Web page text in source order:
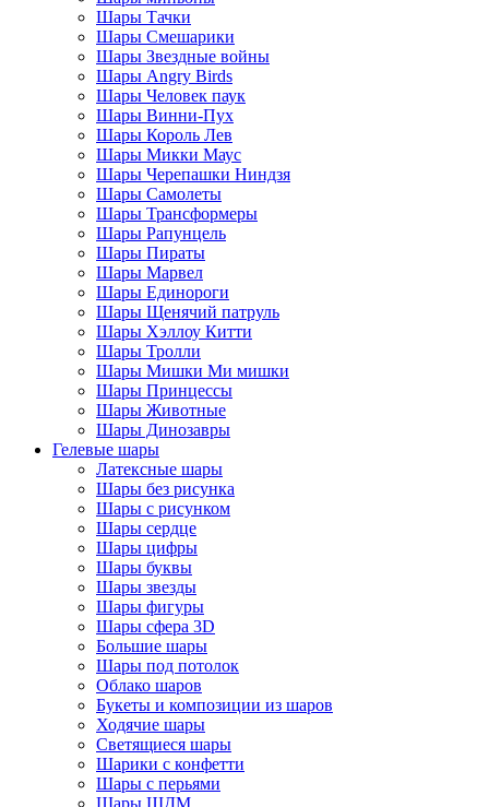
Шары Тачки
Шары Смешарики
Шары Звездные войны
Шары Angry Birds
Шары Человек паук
Шары Винни-Пух
Шары Король Лев
Шары Микки Маус
Шары Черепашки Ниндзя
Шары Самолеты
Шары Трансформеры
Шары Рапунцель
Шары Пираты
Шары Марвел
Шары Единороги
Шары Щенячий патруль
Шары Хэллоу Китти
Шары Тролли
Шары Мишки Ми мишки
Шары Принцессы
Шары Животные
Шары Динозавры
Гелевые шары
Латексные шары
Шары без рисунка
Шары с рисунком
Шары сердце
Шары цифры
Шары буквы
Шары звезды
Шары фигуры
Шары сфера 3D
Большие шары
Шары под потолок
Облако шаров
Букеты и композиции из шаров
Ходячие шары
Светящиеся шары
Шарики с конфетти
Шары с перьями
Шары ШДМ